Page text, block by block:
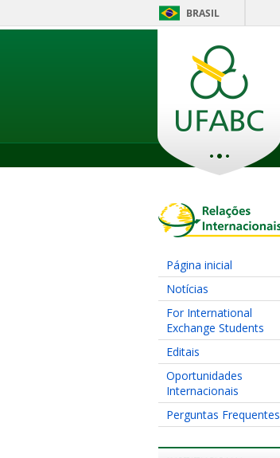
BRASIL
Página inicial
Notícias
For International
Exchange Students
Editais
Oportunidades
Internacionais
Perguntas Frequentes